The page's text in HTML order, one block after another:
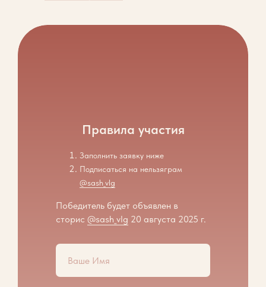
Правила участия
Заполнить заявку ниже
Подписаться на нельзяграм
@sash_vlg
Победитель будет объявлен в
сторис @sash_vlg 20 августа 2025 г.